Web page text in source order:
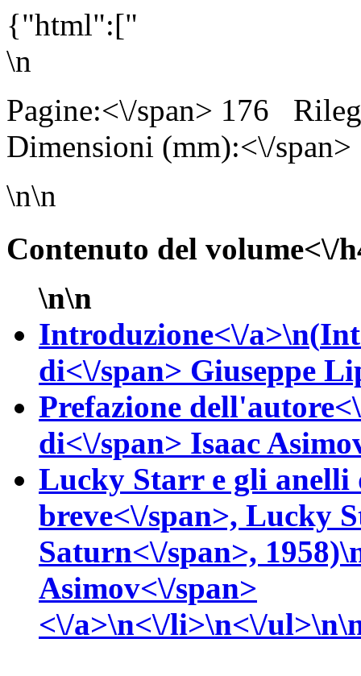
{"html":["
\n
Pagine:<\/span> 176
Dimensioni (mm):<\/
\n\n
Contenuto del volume<\/
\n\n
Introduzione<\/a>\n(
di<\/span> Giuseppe
Prefazione
di<\/span> Isaac
Lucky Starr e gli anelli
breve<\/span>, Lucky
Saturn<\/span>,
Asimov<\/span>
<\/a>\n<\/li>\n<\/